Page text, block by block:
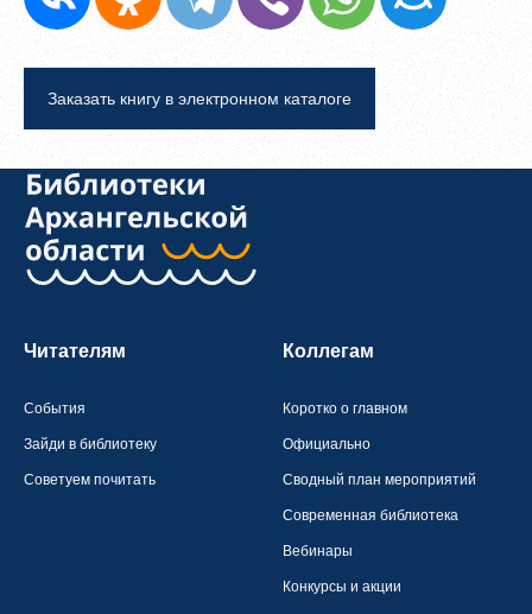
Заказать книгу в электронном каталоге
Читателям
События
Зайди в библиотеку
Советуем почитать
Коллегам
Коротко о главном
Официально
Сводный план мероприятий
Современная библиотека
Вебинары
Конкурсы и акции